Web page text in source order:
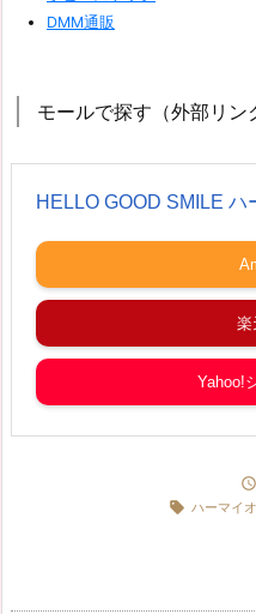
DMM通販
モールで探す（外部リン
HELLO GOOD SMILE ハ
楽
Yahoo!

 ハーマイ